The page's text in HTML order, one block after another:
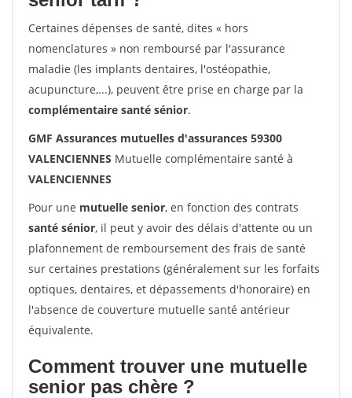
Certaines dépenses de santé, dites « hors
nomenclatures » non remboursé par l'assurance
maladie (les implants dentaires, l'ostéopathie,
acupuncture,...), peuvent être prise en charge par la
complémentaire santé sénior.
GMF Assurances mutuelles d'assurances 59300
VALENCIENNES Mutuelle complémentaire santé à
VALENCIENNES
Pour une mutuelle senior, en fonction des contrats
santé sénior, il peut y avoir des délais d'attente ou un
plafonnement de remboursement des frais de santé
sur certaines prestations (généralement sur les forfaits
optiques, dentaires, et dépassements d'honoraire) en
l'absence de couverture mutuelle santé antérieur
équivalente.
Comment trouver une mutuelle
senior pas chère ?